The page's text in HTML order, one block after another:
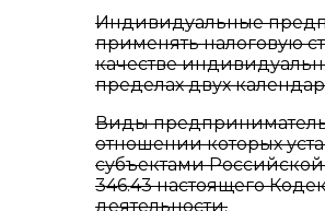
Индивидуальные
применять налоговую
качестве
пределах двух
Виды
отношении которых
субъектами
346.43 настоящего
деятельности.